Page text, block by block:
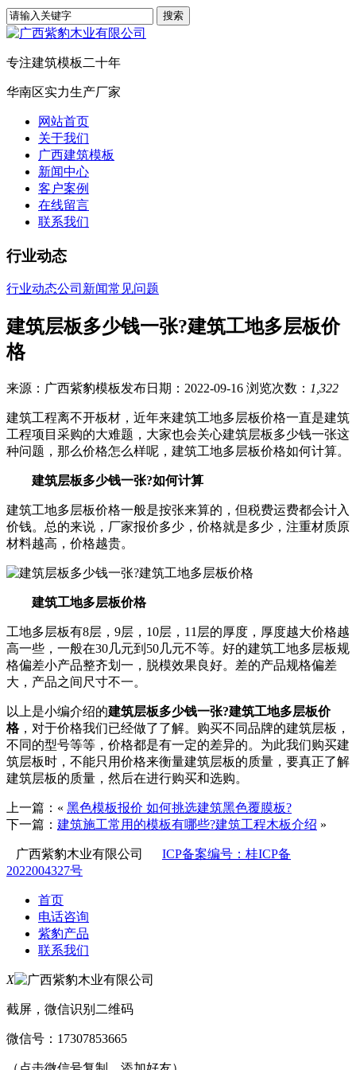
专注建筑模板二十年
华南区实力生产厂家
网站首页
关于我们
广西建筑模板
新闻中心
客户案例
在线留言
联系我们
行业动态
行业动态公司新闻常见问题
建筑层板多少钱一张?建筑工地多层板价
格
来源：广西紫豹模板发布日期：2022-09-16 浏览次数： 1,322
建筑工程离不开板材，近年来建筑工地多层板价格一直是建筑
工程项目采购的大难题，大家也会关心建筑层板多少钱一张这
种问题，那么价格怎么样呢，建筑工地多层板价格如何计算。
建筑层板多少钱一张?如何计算
建筑工地多层板价格一般是按张来算的，但税费运费都会计入
价钱。总的来说，厂家报价多少，价格就是多少，注重材质原
材料越高，价格越贵。
建筑工地多层板价格
工地多层板有8层，9层，10层，11层的厚度，厚度越大价格越
高一些，一般在30几元到50几元不等。好的建筑工地多层板规
格偏差小产品整齐划一，脱模效果良好。差的产品规格偏差
大，产品之间尺寸不一。
以上是小编介绍的建筑层板多少钱一张?建筑工地多层板价
格，对于价格我们已经做了了解。购买不同品牌的建筑层板，
不同的型号等等，价格都是有一定的差异的。为此我们购买建
筑层板时，不能只用价格来衡量建筑层板的质量，要真正了解
建筑层板的质量，然后在进行购买和选购。
上一篇：« 黑色模板报价 如何挑选建筑黑色覆膜板?
下一篇： 建筑施工常用的模板有哪些?建筑工程木板介绍 »
广西紫豹木业有限公司 ICP备案编号：桂ICP备
2022004327号
首页
电话咨询
紫豹产品
联系我们
X
截屏，微信识别二维码
微信号： 17307853665